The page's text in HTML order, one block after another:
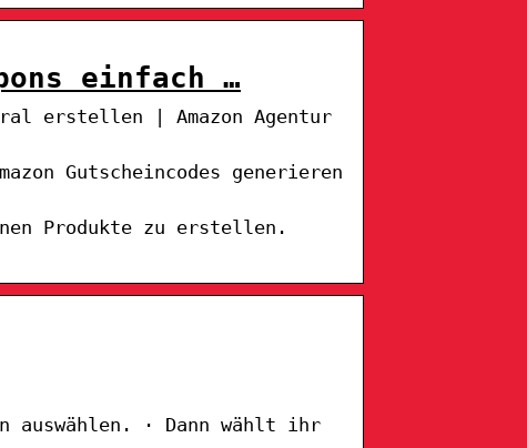
einfach …
erstellen | Amazon Agentur
Gutscheincodes generieren
Produkte zu erstellen.
auswählen. · Dann wählt ihr